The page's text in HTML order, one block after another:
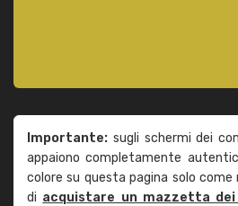
Importante: sugli schermi dei
appaiono completamente
colore su questa pagina solo
di acquistare un mazzetta dei